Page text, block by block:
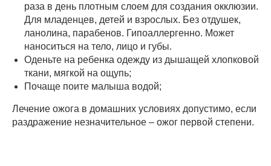
раза в день плотным слоем для создания окклюзии.
Для младенцев, детей и взрослых. Без отдушек,
ланолина, парабенов. Гипоаллергенно. Может
наноситься на тело, лицо и губы.
Оденьте на ребенка одежду из дышащей хлопковой
ткани, мягкой на ощупь;
Почаще поите малыша водой;
Лечение ожога в домашних условиях допустимо, если
раздражение незначительное – ожог первой степени.